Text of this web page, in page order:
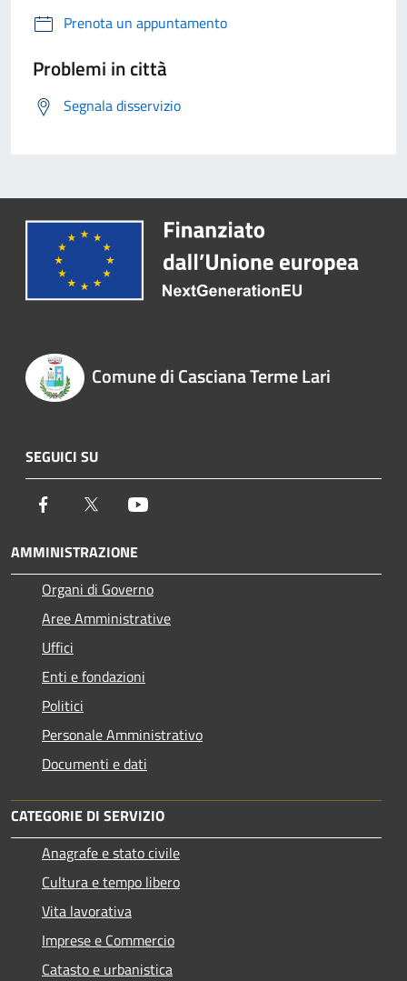
Prenota un appuntamento
Problemi in città
Segnala disservizio
Comune di Casciana Terme Lari
SEGUICI SU
Facebook Twitter
AMMINISTRAZIONE
Organi di Governo
Aree Amministrative
Uffici
Enti e fondazioni
Politici
Personale Amministrativo
Documenti e dati
CATEGORIE DI SERVIZIO
Anagrafe e stato civile
Cultura e tempo libero
Vita lavorativa
Imprese e Commercio
Catasto e urbanistica